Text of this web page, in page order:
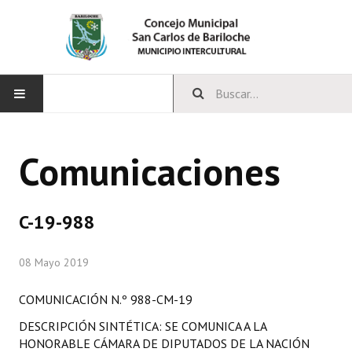
CONCEJO
Comisiones Permanentes
Comisiones Especiales
Concejales Mandato Cumplido
Comunicaciones
C-19-988
08 Mayo 2019
COMUNICACIÓN N.º 988-CM-19
DESCRIPCIÓN SINTÉTICA: SE COMUNICA A LA
HONORABLE CÁMARA DE DIPUTADOS DE LA NACIÓN